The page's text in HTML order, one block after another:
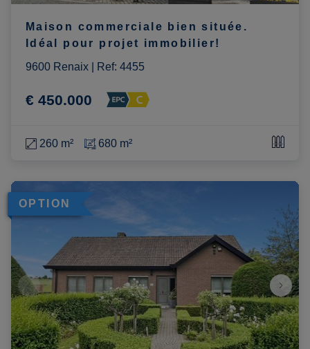
Maison commerciale bien située.
Idéal pour projet immobilier!
9600 Renaix
Ref: 4455
€ 450.000
260 m² 680 m²
OPTION